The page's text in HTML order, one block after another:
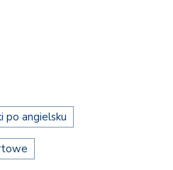
po angielsku